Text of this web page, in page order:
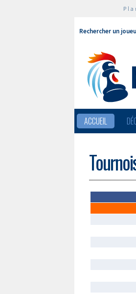
Rechercher un
ACCUEIL